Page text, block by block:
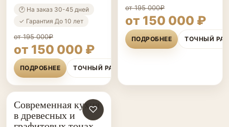
🕐 На заказ 30-45 дней
✓ Гарантия До 10 лет
от 195 000₽
от 150 000 ₽
ПОДРОБНЕЕ ТОЧНЫЙ РАСЧЁТ
от 195 000₽
от 150 000 ₽
ПОДРОБНЕЕ ТОЧНЫЙ
КУХНИ НА ЗАКАЗ ♡
Современная кухня
в древесных и